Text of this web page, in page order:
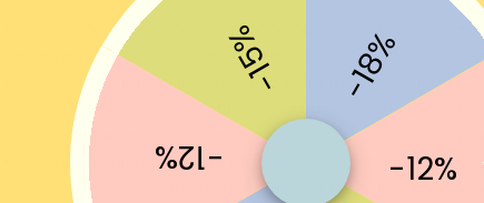
Récit industriel : Inspiré du monde ouvrier, ce meuble
de rangement effet brut aux couleurs noir et marron
apportera un charme intemporel à votre maison. Alors, on
se laisse tenter par son esprit atelier qui montrera que
vous avez une âme d’artiste ?
Ça tombe bien... : Rien ne tombera de ce meuble !
Avec des rebords à l’arrière, des grilles sur les côtés, des
-18%
-12%
-12%
-15%